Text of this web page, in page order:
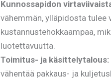
Kunnossapidon
vähemmän, ylläpidosta
kustannustehokkaampaa,
luotettavuutta.
Toimitus- ja käsittelytalous:
vähentää pakkaus- ja